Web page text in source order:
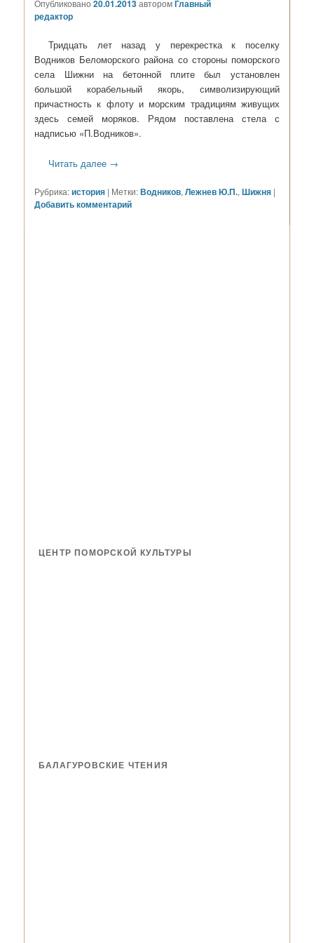
Опубликовано20.01.2013авторомГлавный
редактор
Тридцать лет назад у перекрестка к поселку
Водников Беломорского района со стороны поморского
села Шижни на бетонной плите был установлен
большой корабельный якорь, символизирующий
причастность к флоту и морским традициям живущих
здесь семей моряков. Рядом поставлена стела с
надписью «П.Водников».
Читать далее →
Рубрика:история | Метки:Водников,Лежнев Ю.П.,Шижня |
Добавить комментарий
ЦЕНТР ПОМОРСКОЙ КУЛЬТУРЫ
БАЛАГУРОВСКИЕ ЧТЕНИЯ